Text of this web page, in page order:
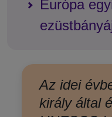
Európa
Az idei
király által